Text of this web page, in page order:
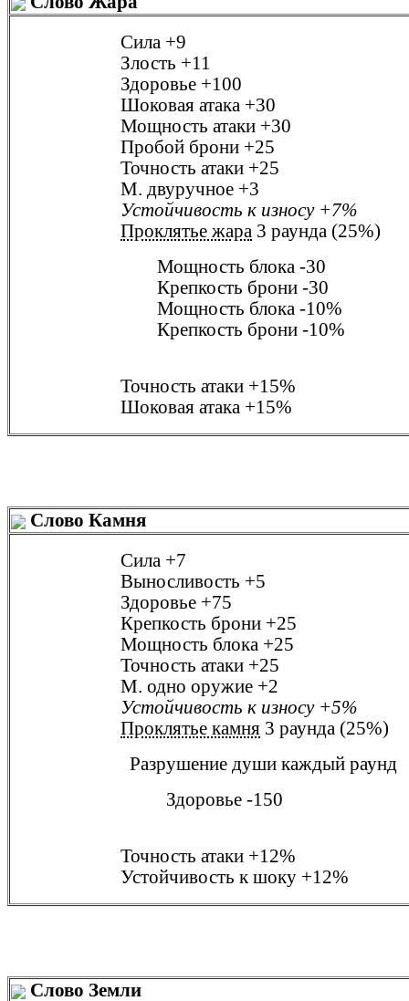
Сила +9
Злость +11
Здоровье +100
Шоковая атака +30
Мощность атаки +30
Пробой брони +25
Точность атаки +25
М. двуручное +3
Устойчивость к износу +7%
Проклятье жара 3 раунда (25%)
Мощность блока -30
Крепкость брони -30
Мощность блока -10%
Крепкость брони -10%
Точность атаки +15%
Шоковая атака +15%
Слово Камня
Сила +7
Выносливость +5
Здоровье +75
Крепкость брони +25
Мощность блока +25
Точность атаки +25
М. одно оружие +2
Устойчивость к износу +5%
Проклятье камня 3 раунда (25%)
Разрушение души каждый раунд
Здоровье -150
Точность атаки +12%
Устойчивость к шоку +12%
Слово Земли